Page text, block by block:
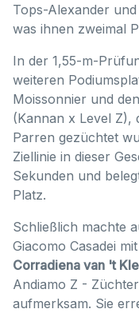
Tops-Alexander
was ihnen zweimal
In der 1,55-m-
weiteren
Moissonnier und
(Kannan x Level
Parren gezüchtet
Ziellinie in dieser
Sekunden und
Platz.
Schließlich machte
Giacomo Casadei
Corradiena van 't
Andiamo Z -
aufmerksam. Sie